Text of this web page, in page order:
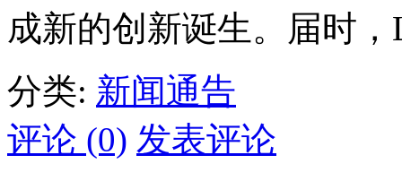
成新的创新诞生。届时
分类: 新闻通告
评论 (0) 发表评论